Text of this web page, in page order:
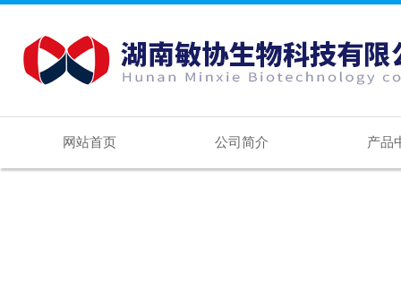
网站首页 公司简介 产品